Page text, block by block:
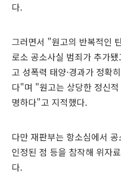
다.
그러면서 "원고의 반복적인
로소 공소사실 범죄가 추가
고 성폭력 태양·경과가 정확
다"며 "원고는 상당한 정신
명하다"고 지적했다.
다만 재판부는 항소심에서
인정된 점 등을 참작해 위자
다.